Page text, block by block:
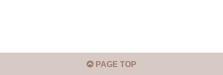
PAGE TOP